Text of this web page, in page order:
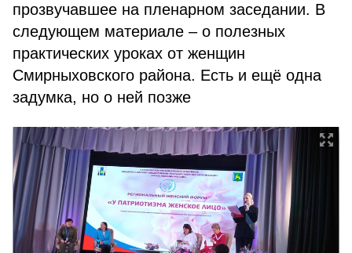
прозвучавшее на пленарном заседании. В
следующем материале – о полезных
практических уроках от женщин
Смирныховского района. Есть и ещё одна
задумка, но о ней позже